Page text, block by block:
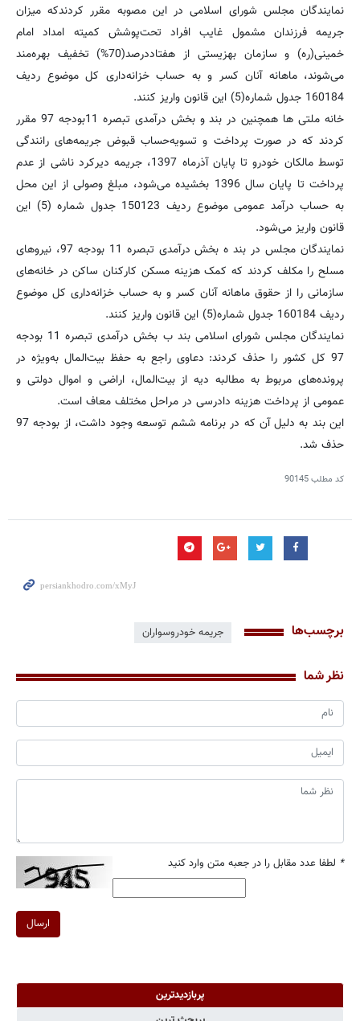
نمایندگان مجلس شورای اسلامی در این مصوبه مقرر کردندکه میزان
جریمه فرزندان مشمول غایب افراد تحت‌پوشش کمیته امداد امام
خمینی(ره) و سازمان بهزیستی از هفتاددرصد(70%) تخفیف بهره‌مند
می‌شوند، ماهانه آنان کسر و به حساب خزانه‌داری کل موضوع ردیف
160184 جدول شماره(5) این قانون واریز کنند.
خانه ملتی ها همچنین در بند و بخش درآمدی تبصره 11بودجه 97 مقرر
کردند که در صورت پرداخت و تسویه‌حساب قبوض جریمه‌های رانندگی
توسط مالکان خودرو تا پایان آذرماه 1397، جریمه دیرکرد ناشی از عدم
پرداخت تا پایان سال 1396 بخشیده می‌شود، مبلغ وصولی از این محل
به حساب درآمد عمومی موضوع ردیف 150123 جدول شماره (5) این
قانون واریز می‌شود.
نمایندگان مجلس در بند ه بخش درآمدی تبصره 11 بودجه 97، نیروهای
مسلح را مکلف کردند که کمک هزینه مسکن کارکنان ساکن در خانه‌های
سازمانی را از حقوق ماهانه آنان کسر و به حساب خزانه‌داری کل موضوع
ردیف 160184 جدول شماره(5) این قانون واریز کنند.
نمایندگان مجلس شورای اسلامی بند ب بخش درآمدی تبصره 11 بودجه
97 کل کشور را حذف کردند: دعاوی راجع به حفظ بیت‌المال به‌ویژه در
پرونده‌های مربوط به مطالبه دیه از بیت‌المال، اراضی و اموال دولتی و
عمومی از پرداخت هزینه دادرسی در مراحل مختلف معاف است.
این بند به دلیل آن که در برنامه ششم توسعه وجود داشت، از بودجه 97
حذف شد.
کد مطلب90145
برچسب‌ها جریمه خودروسواران
نظر شما
* لطفا عدد مقابل را در جعبه متن وارد کنید
ارسال
پربازدیدترین